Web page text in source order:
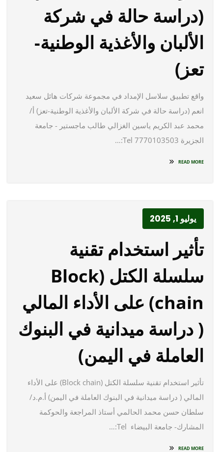
(دراسة حالة في شركة
الألبان والأغذية الوطنية-
تعز)
واقع تطبيق سلاسل الإمداد في مجموعة شركات هائل سعيد
انعم (دراسة حالة في شركة الألبان والأغذية الوطنية-تعز) أ/
محمد عبد الكريم ياسين الغزالي طالب ماجستير - جامعة
الجزيرة 7770103503 Tel:…
READ MORE
يوليو 1, 2025
تأثير استخدام تقنية
سلسلة الكتل (Block
chain) على الأداء المالي
( دراسة ميدانية في البنوك
العاملة في اليمن)
تأثير استخدام تقنية سلسلة الكتل (Block chain) على الأداء
المالي ( دراسة ميدانية في البنوك العاملة في اليمن) أ.م.د/
سلطان حسن محمد الحالمي أستاذ المراجعة والحوكمة
المشارك- جامعة البيضاء Tel:…
READ MORE